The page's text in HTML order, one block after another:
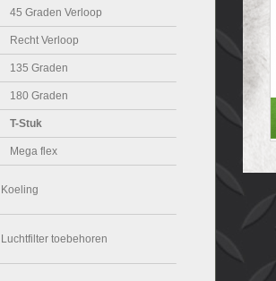
45 Graden Verloop
Recht Verloop
135 Graden
180 Graden
T-Stuk
Mega flex
Koeling
Luchtfilter toebehoren